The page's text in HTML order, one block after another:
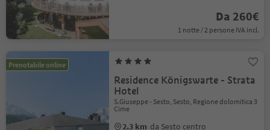
Da 260€
1 notte / 2 persone IVA incl.
Prenotabile online
Residence Königswarte - Strata
Hotel
S.Giuseppe - Sesto, Sesto, Regione dolomitica 3
Cime
2.3 km da Sesto centro